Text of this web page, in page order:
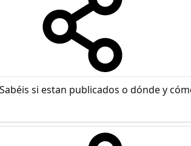
si estan publicados o dónde y